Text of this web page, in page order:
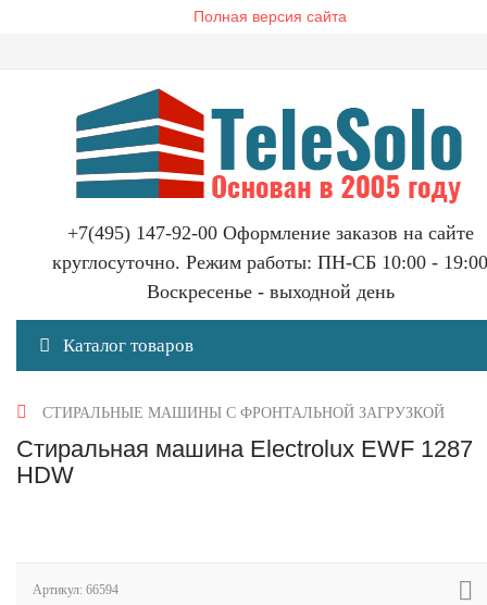
Полная версия сайта
+7(495) 147-92-00 Оформление заказов на сайте
круглосуточно. Режим работы: ПН-СБ 10:00 - 19:00
Воскресенье - выходной день
Каталог товаров
СТИРАЛЬНЫЕ МАШИНЫ С ФРОНТАЛЬНОЙ ЗАГРУЗКОЙ
Стиральная машина Electrolux EWF 1287
HDW
Артикул: 66594